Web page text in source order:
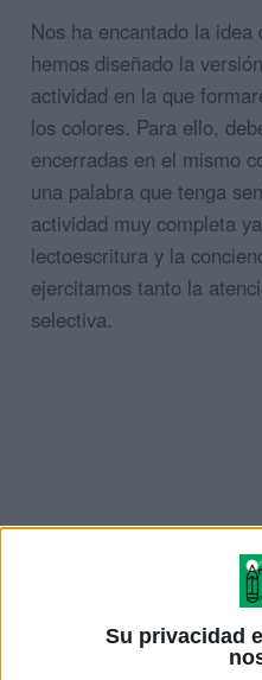
Su privacidad
Nos ha encantado la idea
hemos diseñado la
actividad en la que
los colores. Para ello,
encerradas en el mismo
una palabra que tenga
actividad muy completa
lectoescritura y la
ejercitamos tanto la
selectiva.